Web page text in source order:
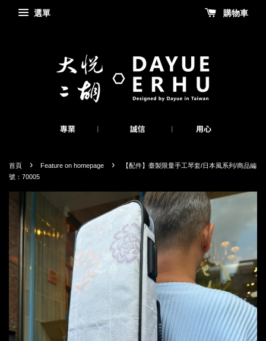
選單 購物車
首頁 › Feature on homepage ›
【配件】臺製限量手工琴套/日本風系列/商品編
號：70005